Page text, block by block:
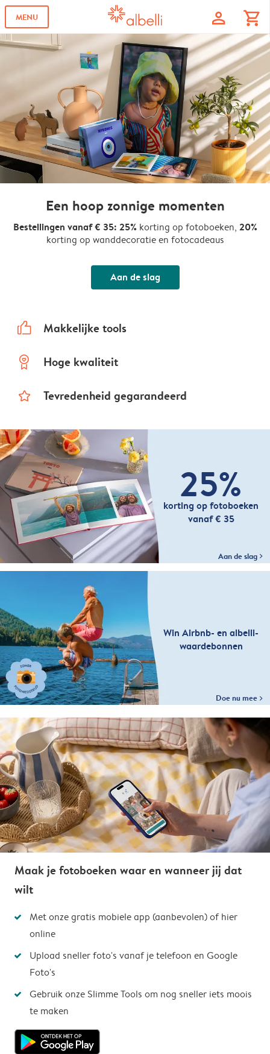
MENU profile shopping_cart
Een hoop zonnige momenten
Bestellingen vanaf € 35: 25% korting op fotoboeken, 20%
korting op wanddecoratie en fotocadeaus
Aan de slag
thumbs_up Makkelijke tools
prize Hoge kwaliteit
star_outline Tevredenheid gegarandeerd
25%
korting op fotoboeken
vanaf € 35
Aan de slag
Win Airbnb- en albelli-
waardebonnen
Doe nu mee
Maak je fotoboeken waar en wanneer jij dat
wilt
Met onze gratis mobiele app (aanbevolen) of hier
online
Upload sneller foto's vanaf je telefoon en Google
Foto's
Gebruik onze Slimme Tools om nog sneller iets moois
te maken